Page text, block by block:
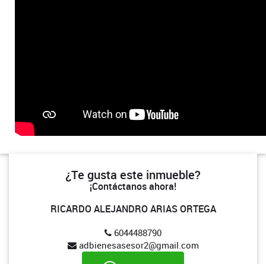
¿Te gusta este inmueble?
¡Contáctanos ahora!
RICARDO ALEJANDRO ARIAS ORTEGA
6044488790
adbienesasesor2@gmail.com